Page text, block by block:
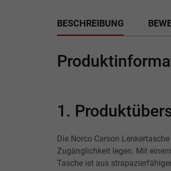
BESCHREIBUNG
1.
Die Norco Carson
Zugänglichkeit legen. Mit
Tasche ist aus